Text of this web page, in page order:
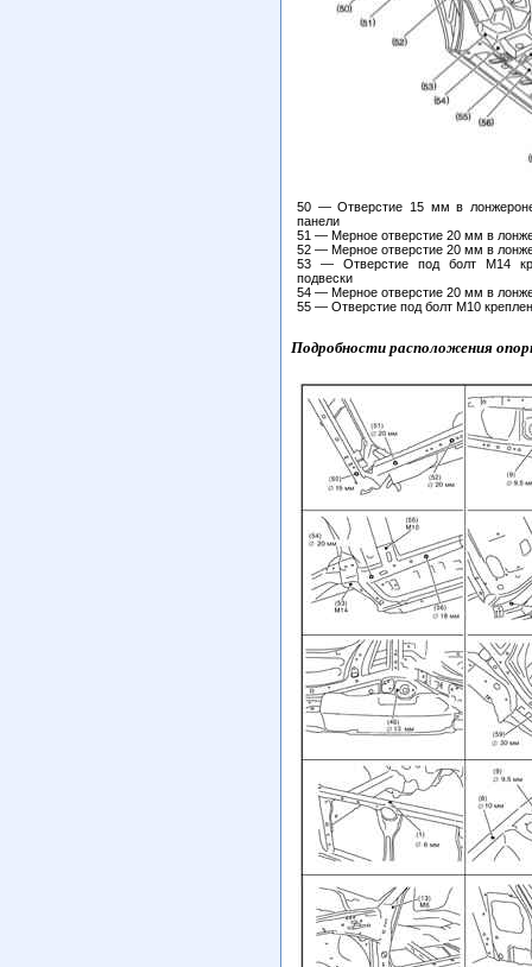
50 — Отверстие 15 мм в лонжероне
панели
51 — Мерное отверстие 20 мм в
52 — Мерное отверстие 20 мм в
53 — Отверстие под болт М14
подвески
54 — Мерное отверстие 20 мм в
55 — Отверстие под болт М10
Подробности расположения